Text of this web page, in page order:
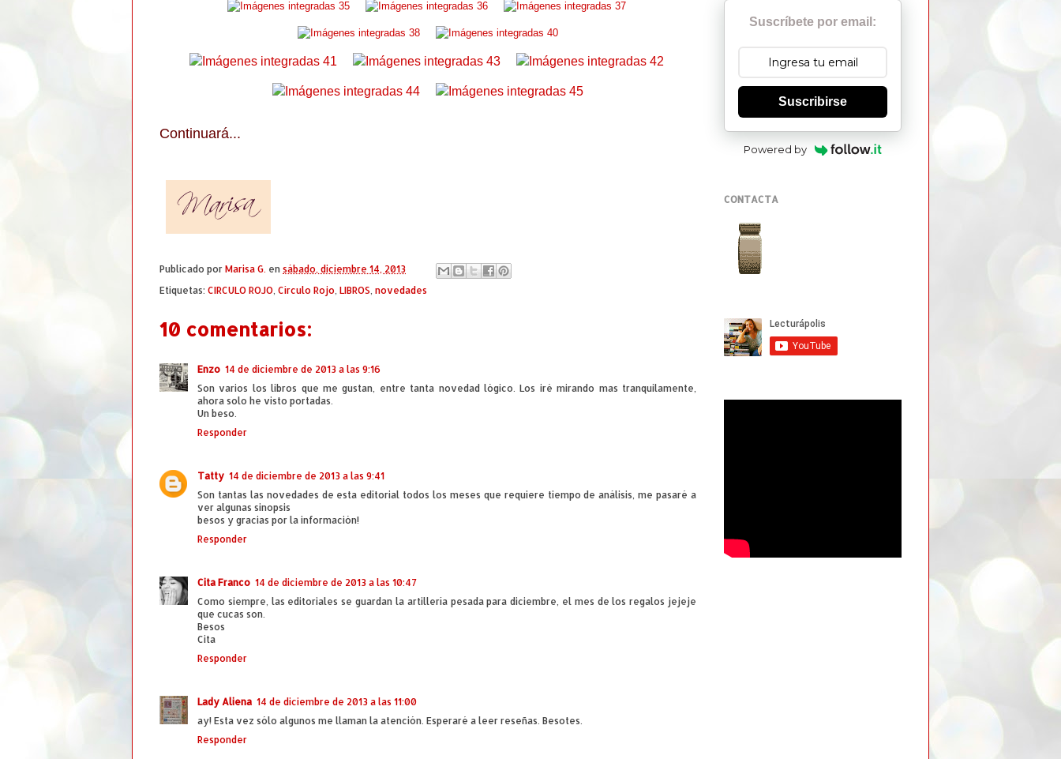
Continuará...
Publicado por Marisa G. en sábado, diciembre 14, 2013
Etiquetas: CIRCULO ROJO Círculo Rojo LIBROS novedades
10 comentarios:
Enzo 14 de diciembre de 2013 a las 9:16
Son varios los libros que me gustan, entre tanta novedad lógico. Los iré mirando mas tranquilamente,
ahora solo he visto portadas.
Un beso.
Responder
Tatty 14 de diciembre de 2013 a las 9:41
Son tantas las novedades de esta editorial todos los meses que requiere tiempo de análisis, me pasaré a
ver algunas sinopsis
besos y gracias por la información!
Responder
Cita Franco 14 de diciembre de 2013 a las 10:47
Como siempre, las editoriales se guardan la artillería pesada para diciembre, el mes de los regalos jejeje
que cucas son.
Besos
Cita
Responder
Lady Aliena 14 de diciembre de 2013 a las 11:00
ay! Esta vez sólo algunos me llaman la atención. Esperaré a leer reseñas. Besotes.
Responder
Suscríbete por email:
Suscribirse
Powered by
CONTACTA